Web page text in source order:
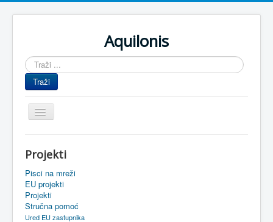
Aquilonis
Traži
...
Traži
Prikaz/Sakrivanje
navigacije
Upravljanje znanjem
Obrazovanje
Upravljanje projektima
Projekti
Pisci na mreži
EU projekti
Projekti
Stručna pomoć
Ured EU zastupnika